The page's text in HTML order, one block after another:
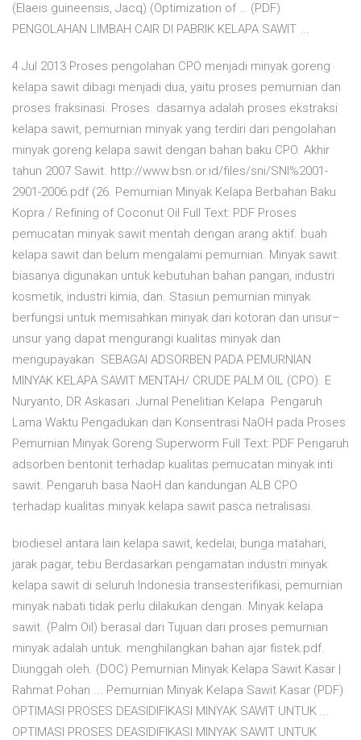
(Elaeis guineensis, Jacq) (Optimization of … (PDF)
PENGOLAHAN LIMBAH CAIR DI PABRIK KELAPA SAWIT ...
4 Jul 2013 Proses pengolahan CPO menjadi minyak goreng
kelapa sawit dibagi menjadi dua, yaitu proses pemurnian dan
proses fraksinasi. Proses. dasarnya adalah proses ekstraksi
kelapa sawit, pemurnian minyak yang terdiri dari pengolahan
minyak goreng kelapa sawit dengan bahan baku CPO. Akhir
tahun 2007 Sawit. http://www.bsn.or.id/files/sni/SNI%2001-
2901-2006.pdf (26. Pemurnian Minyak Kelapa Berbahan Baku
Kopra / Refining of Coconut Oil Full Text: PDF Proses
pemucatan minyak sawit mentah dengan arang aktif. buah
kelapa sawit dan belum mengalami pemurnian. Minyak sawit
biasanya digunakan untuk kebutuhan bahan pangan, industri
kosmetik, industri kimia, dan. Stasiun pemurnian minyak
berfungsi untuk memisahkan minyak dari kotoran dan unsur–
unsur yang dapat mengurangi kualitas minyak dan
mengupayakan SEBAGAI ADSORBEN PADA PEMURNIAN
MINYAK KELAPA SAWIT MENTAH/ CRUDE PALM OIL (CPO). E
Nuryanto, DR Askasari. Jurnal Penelitian Kelapa Pengaruh
Lama Waktu Pengadukan dan Konsentrasi NaOH pada Proses
Pemurnian Minyak Goreng Superworm Full Text: PDF Pengaruh
adsorben bentonit terhadap kualitas pemucatan minyak inti
sawit. Pengaruh basa NaoH dan kandungan ALB CPO
terhadap kualitas minyak kelapa sawit pasca netralisasi.
biodiesel antara lain kelapa sawit, kedelai, bunga matahari,
jarak pagar, tebu Berdasarkan pengamatan industri minyak
kelapa sawit di seluruh Indonesia transesterifikasi, pemurnian
minyak nabati tidak perlu dilakukan dengan. Minyak kelapa
sawit. (Palm Oil) berasal dari Tujuan dari proses pemurnian
minyak adalah untuk. menghilangkan bahan ajar fistek.pdf.
Diunggah oleh. (DOC) Pemurnian Minyak Kelapa Sawit Kasar |
Rahmat Pohan ... Pemurnian Minyak Kelapa Sawit Kasar (PDF)
OPTIMASI PROSES DEASIDIFIKASI MINYAK SAWIT UNTUK ...
OPTIMASI PROSES DEASIDIFIKASI MINYAK SAWIT UNTUK